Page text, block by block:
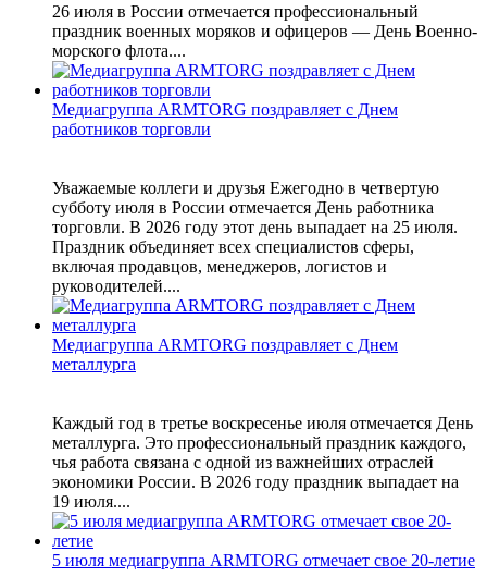
26 июля в России отмечается профессиональный
праздник военных моряков и офицеров — День Военно-
морского флота....
Медиагруппа ARMTORG поздравляет с Днем
работников торговли
Уважаемые коллеги и друзья Ежегодно в четвертую
субботу июля в России отмечается День работника
торговли. В 2026 году этот день выпадает на 25 июля.
Праздник объединяет всех специалистов сферы,
включая продавцов, менеджеров, логистов и
руководителей....
Медиагруппа ARMTORG поздравляет с Днем
металлурга
Каждый год в третье воскресенье июля отмечается День
металлурга. Это профессиональный праздник каждого,
чья работа связана с одной из важнейших отраслей
экономики России. В 2026 году праздник выпадает на
19 июля....
5 июля медиагруппа ARMTORG отмечает свое 20-летие